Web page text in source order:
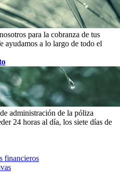
para la cobranza de tus
ayudamos a lo largo de todo el
administración de la póliza
24 horas al día, los siete días de
financieros